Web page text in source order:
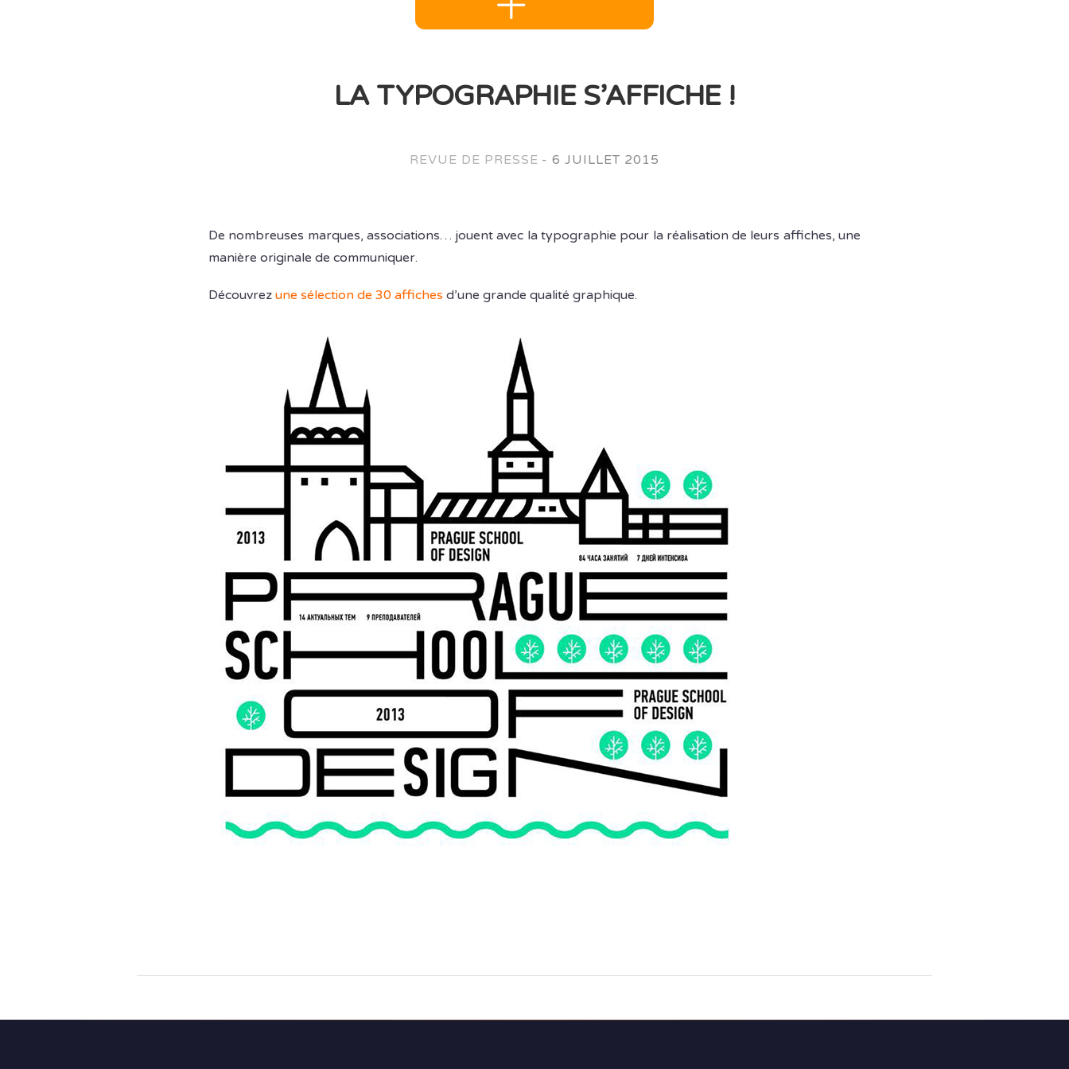
LA TYPOGRAPHIE S’AFFICHE !
REVUE DE PRESSE -6 JUILLET 2015
De nombreuses marques, associations… jouent avec la typographie pour la réalisation de leurs affiches, une
manière originale de communiquer.
Découvrez une sélection de 30 affiches d’une grande qualité graphique.